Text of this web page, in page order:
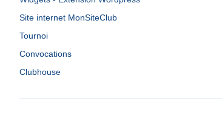
Site internet MonSiteClub
Tournoi
Convocations
Clubhouse